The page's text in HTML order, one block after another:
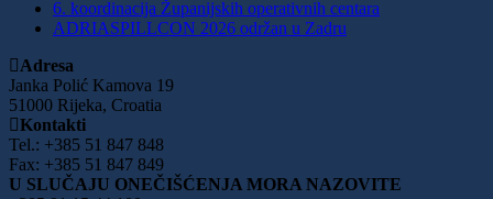
6. koordinacija Županijskih operativnih centara
ADRIASPILLCON 2026 održan u Zadru
Adresa
Janka Polić Kamova 19
51000 Rijeka, Croatia
Kontakti
Tel.: +385 51 847 848
Fax: +385 51 847 849
U SLUČAJU ONEČIŠĆENJA MORA NAZOVITE